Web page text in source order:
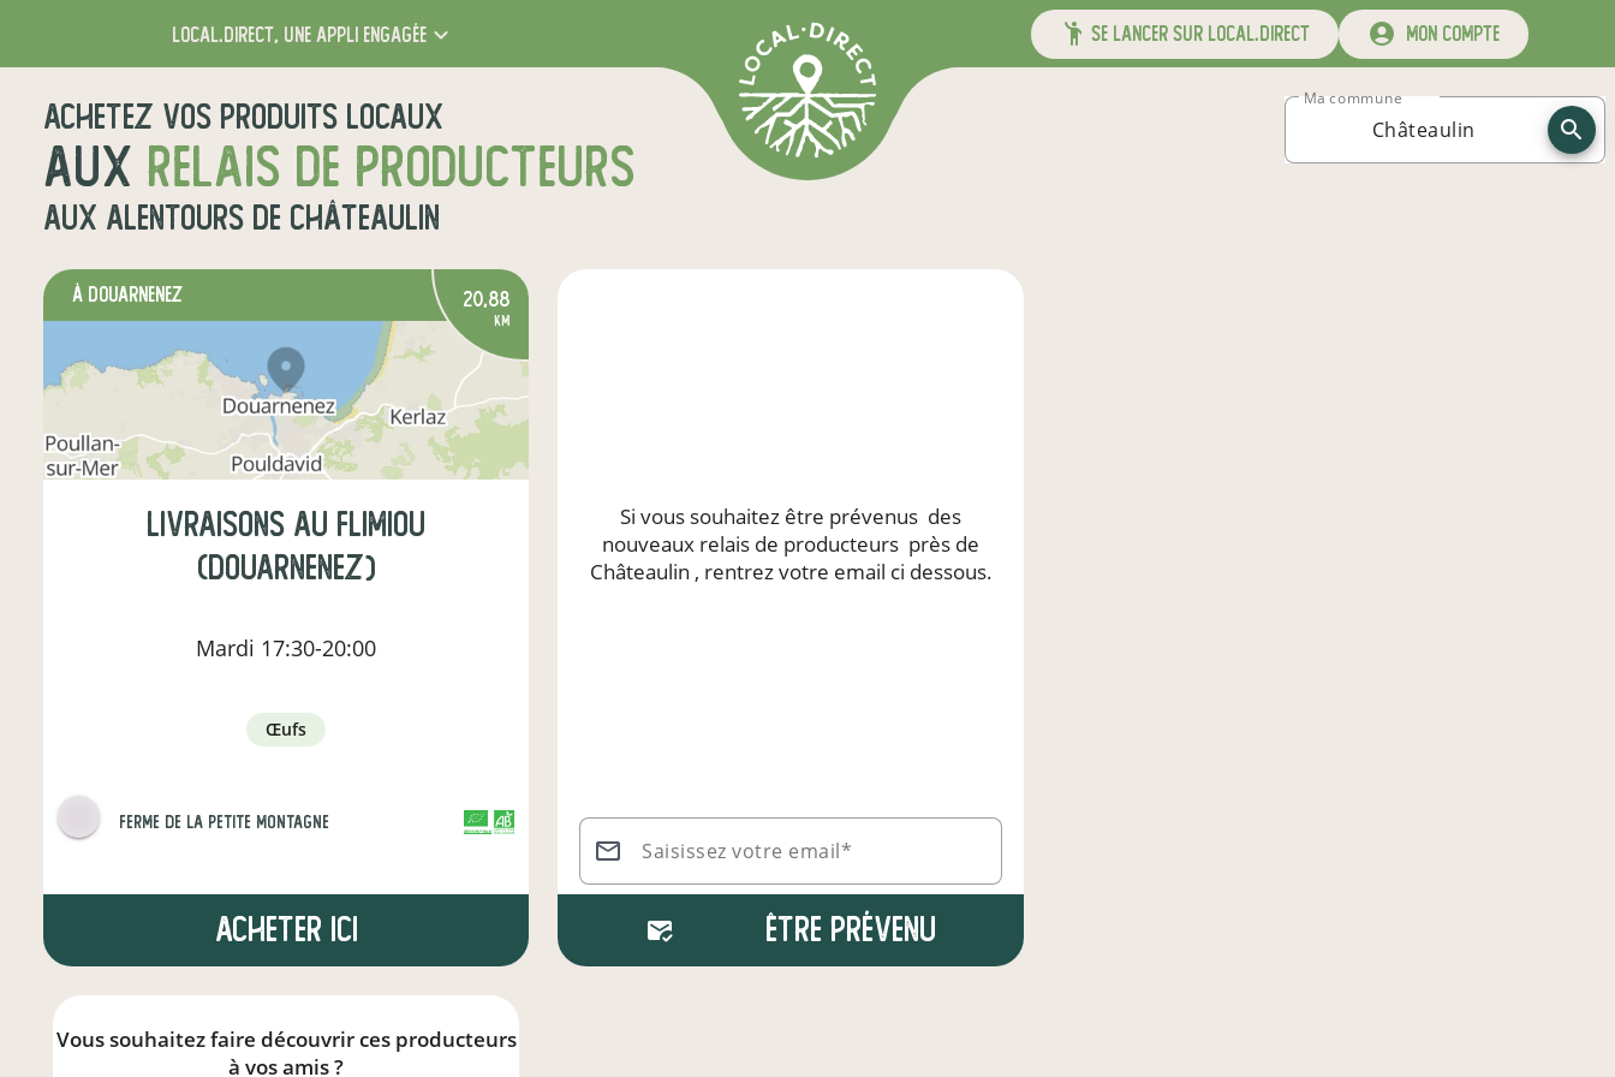
local.direct, une appli engagée se lancer sur local.direct mon compte
Achetez vos produits locaux
aux relais de producteurs
aux alentours de Châteaulin
Ma commune
à Douarnenez 20,88
km
Livraisons au Flimiou
(Douarnenez)
Mardi 17:30-20:00
œufs
ferme de la petite montagne
Acheter ici
Si vous souhaitez être prévenus des
nouveaux relais de producteurs près de
Châteaulin , rentrez votre email ci dessous.
Saisissez votre email*
Être prévenu
Vous souhaitez faire découvrir ces producteurs
à vos amis ?